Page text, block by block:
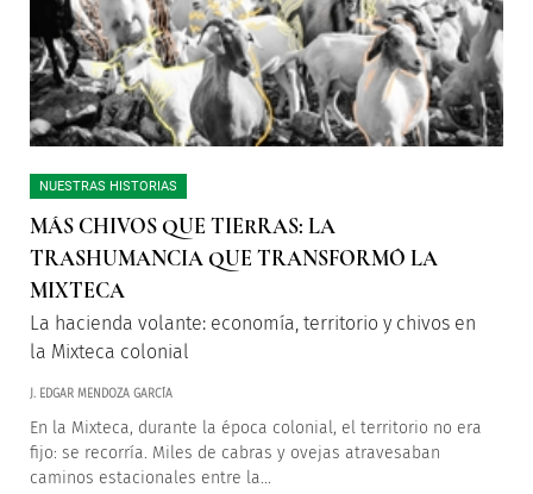
NUESTRAS HISTORIAS
MÁS CHIVOS QUE TIERRAS: LA
TRASHUMANCIA QUE TRANSFORMÓ LA
MIXTECA
La hacienda volante: economía, territorio y chivos en
la Mixteca colonial
J. EDGAR MENDOZA GARCÍA
En la Mixteca, durante la época colonial, el territorio no era
fijo: se recorría. Miles de cabras y ovejas atravesaban
caminos estacionales entre la...